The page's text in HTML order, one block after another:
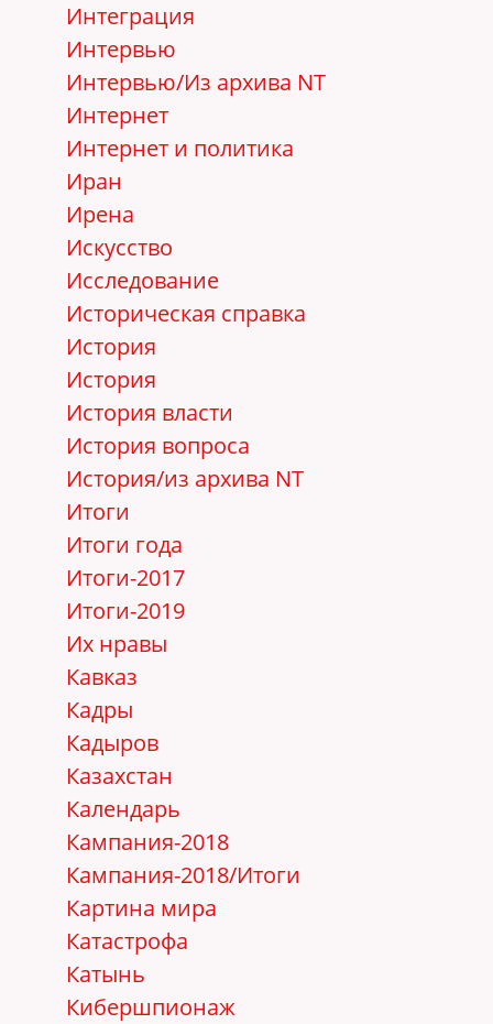
Интеграция
Интервью
Интервью/Из архива NT
Интернет
Интернет и политика
Иран
Ирена
Искусство
Исследование
Историческая справка
История
История
История власти
История вопроса
История/из архива NT
Итоги
Итоги года
Итоги-2017
Итоги-2019
Их нравы
Кавказ
Кадры
Кадыров
Казахстан
Календарь
Кампания-2018
Кампания-2018/Итоги
Картина мира
Катастрофа
Катынь
Кибершпионаж